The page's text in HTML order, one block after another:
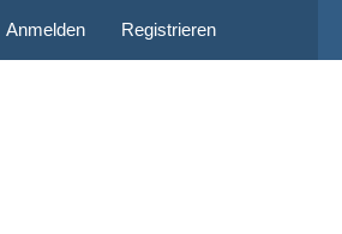
Anmelden Registrieren